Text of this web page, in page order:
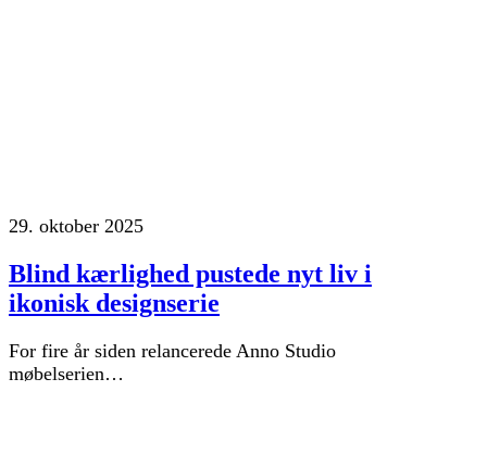
29. oktober 2025
Blind kærlighed pustede nyt liv i
ikonisk designserie
For fire år siden relancerede Anno Studio
møbelserien…